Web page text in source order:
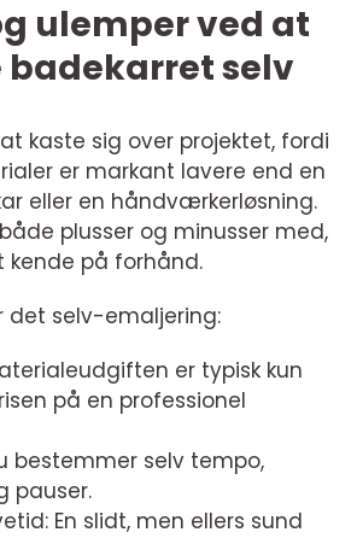
ulemper ved at
selv
kaste sig over projektet, fordi
er markant lavere end en
eller en håndværkerløsning.
plusser og minusser med,
på forhånd.
det selv-emaljering:
er typisk kun
på en professionel
bestemmer selv tempo,
pauser.
En slidt, men ellers sund